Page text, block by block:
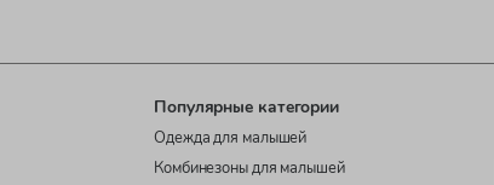
Популярные категории
Одежда для малышей
Комбинезоны для малышей